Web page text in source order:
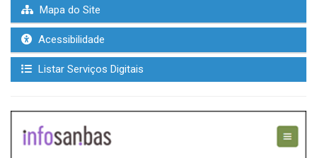
Mapa do Site
Acessibilidade
Listar Serviços Digitais